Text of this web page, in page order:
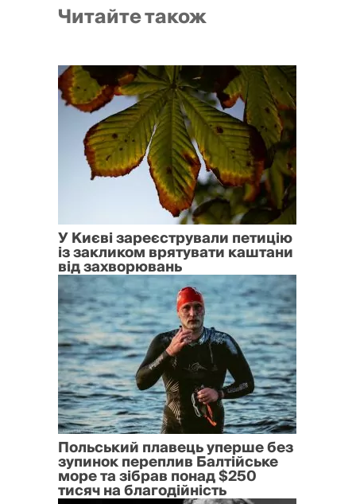
Читайте також
У Києві зареєстрували петицію
із закликом врятувати каштани
від захворювань
Польський плавець уперше без
зупинок переплив Балтійське
море та зібрав понад $250
тисяч на благодійність